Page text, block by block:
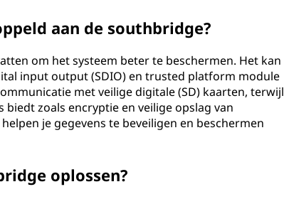
aan de southbridge?
om het systeem beter te beschermen. Het kan
input output (SDIO) en trusted platform module
met veilige digitale (SD) kaarten, terwijl
zoals encryptie en veilige opslag van
je gegevens te beveiligen en beschermen
oplossen?